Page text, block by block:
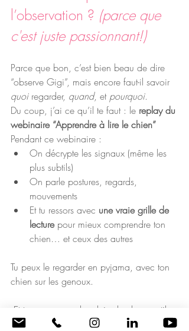
l’observation ? (parce que
c'est juste passionnant!)
Parce que bon, c’est bien beau de dire
“observe Gigi”, mais encore faut-il savoir
quoi regarder, quand, et pourquoi.
Du coup, j’ai ce qu’il te faut : le replay du
webinaire “Apprendre à lire le chien”
Pendant ce webinaire :
On décrypte les signaux (même les
plus subtils)
On parle postures, regards,
mouvements
Et tu ressors avec une vraie grille de
lecture pour mieux comprendre ton
chien… et ceux des autres
Tu peux le regarder en pyjama, avec ton
chien sur les genoux.
pour tes balades, tes rencontres canines,